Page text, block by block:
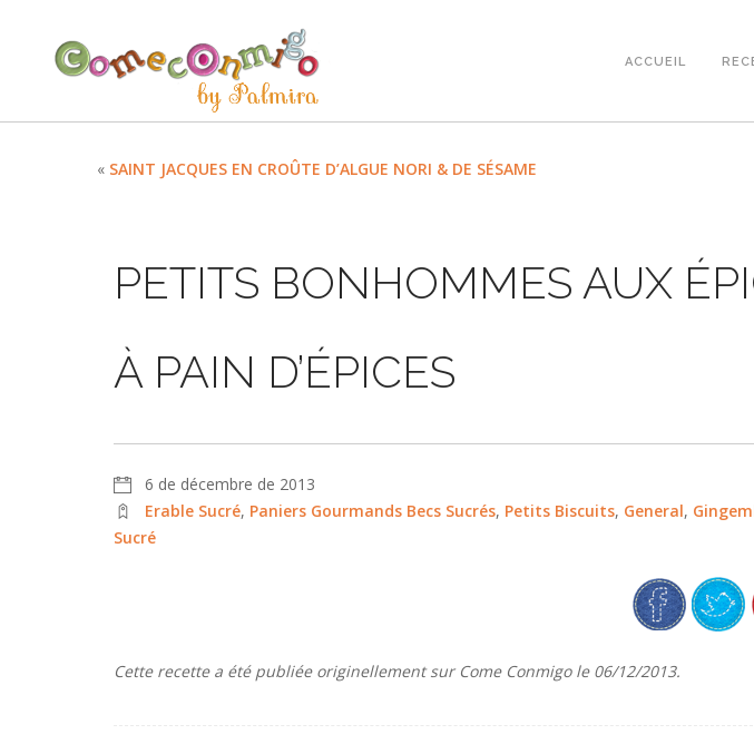
ACCUEIL
« SAINT JACQUES EN CROÛTE D’ALGUE NORI & DE SÉSAME
PETITS BONHOMMES AUX
À PAIN D’ÉPICES
6 de décembre de 2013
Erable Sucré, Paniers Gourmands Becs Sucrés, Petits Biscuits, General,
Sucré
Cette recette a été publiée originellement sur Come Conmigo le 06/12/2013.